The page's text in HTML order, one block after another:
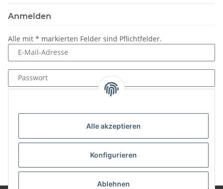
Alle akzeptieren
Konfigurieren
Ablehnen
Anmelden
Alle mit * markierten Felder sind Pflichtfelder.
E-Mail-Adresse
Passwort
Neu hier?Jetzt registrieren!